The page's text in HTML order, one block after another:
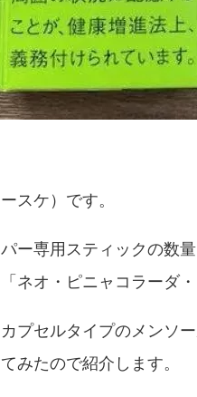
スケ）です。
ー専用スティックの数
ネオ・ピニャコラーダ
プセルタイプのメンソ
みたので紹介します。